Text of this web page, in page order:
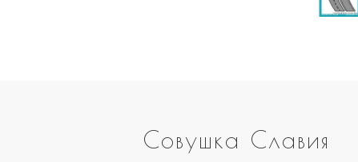
Совушка Славия